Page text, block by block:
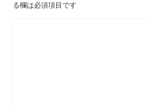
る欄は必須項目です